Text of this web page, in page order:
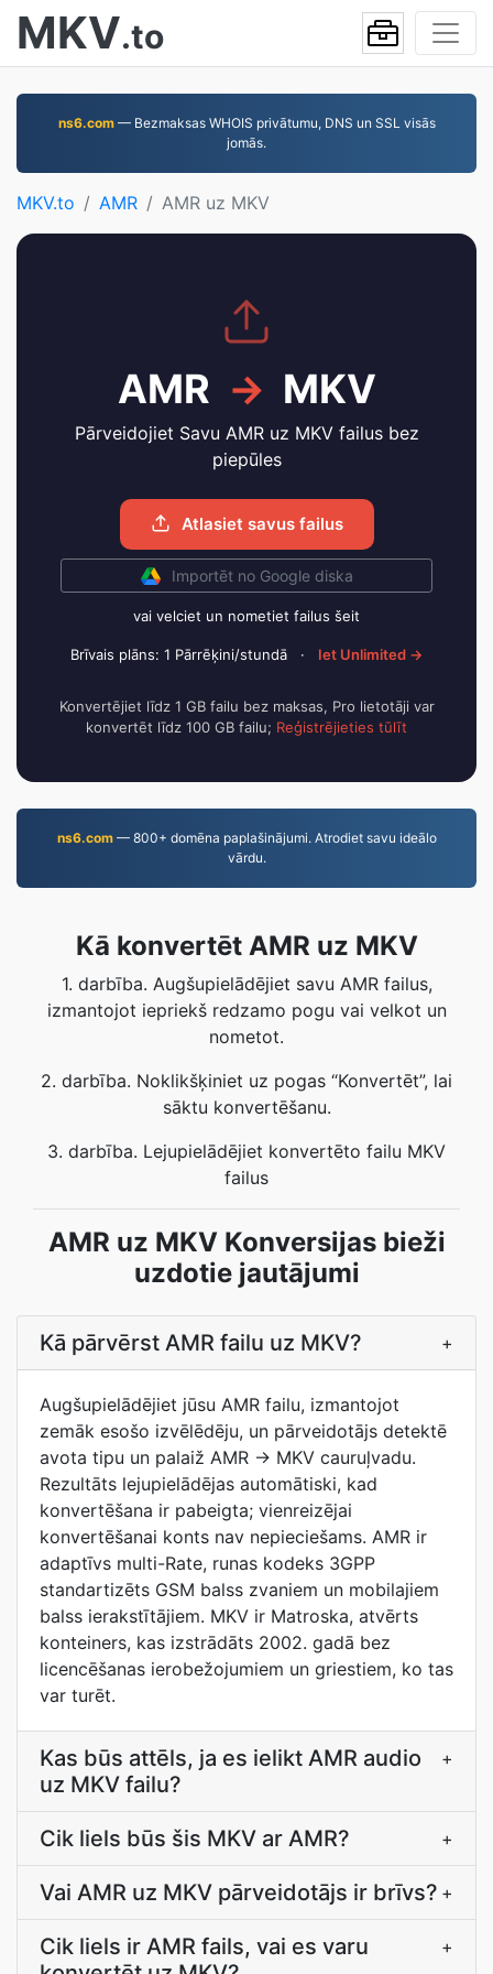
MKV.to
ns6.com— Bezmaksas WHOIS privātumu, DNS un SSL visās
jomās.
MKV.to AMR AMR uz MKV
AMR → MKV
Pārveidojiet Savu AMR uz MKV failus bez
piepūles
Atlasiet savus failus
Importēt no Google diska
vai velciet un nometiet failus šeit
Brīvais plāns: 1 Pārrēķini/stundā · Iet Unlimited →
Konvertējiet līdz 1 GB failu bez maksas, Pro lietotāji var
konvertēt līdz 100 GB failu; Reģistrējieties tūlīt
ns6.com— 800+ domēna paplašinājumi. Atrodiet savu ideālo
vārdu.
Kā konvertēt AMR uz MKV
1. darbība. Augšupielādējiet savu AMR failus,
izmantojot iepriekš redzamo pogu vai velkot un
nometot.
2. darbība. Noklikšķiniet uz pogas “Konvertēt”, lai
sāktu konvertēšanu.
3. darbība. Lejupielādējiet konvertēto failu MKV
failus
AMR uz MKV Konversijas bieži
uzdotie jautājumi
Kā pārvērst AMR failu uz MKV? +
Augšupielādējiet jūsu AMR failu, izmantojot
zemāk esošo izvēlēdēju, un pārveidotājs detektē
avota tipu un palaiž AMR -> MKV cauruļvadu.
Rezultāts lejupielādējas automātiski, kad
konvertēšana ir pabeigta; vienreizējai
konvertēšanai konts nav nepieciešams. AMR ir
adaptīvs multi-Rate, runas kodeks 3GPP
standartizēts GSM balss zvaniem un mobilajiem
balss ierakstītājiem. MKV ir Matroska, atvērts
konteiners, kas izstrādāts 2002. gadā bez
licencēšanas ierobežojumiem un griestiem, ko tas
var turēt.
Kas būs attēls, ja es ielikt AMR audio
uz MKV failu?
+
Cik liels būs šis MKV ar AMR? +
Vai AMR uz MKV pārveidotājs ir brīvs? +
Cik liels ir AMR fails, vai es varu
+